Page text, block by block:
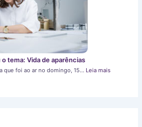
tema: Vida de aparências
que foi ao ar no domingo, 15… Leia mais